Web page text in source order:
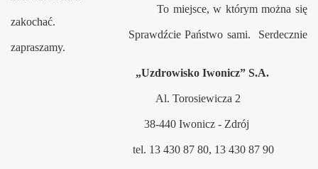
To miejsce, w którym można się
zakochać.
Sprawdźcie Państwo sami. Serdecznie
zapraszamy.
„Uzdrowisko Iwonicz” S.A.
Al. Torosiewicza 2
38-440 Iwonicz - Zdrój
tel. 13 430 87 80, 13 430 87 90